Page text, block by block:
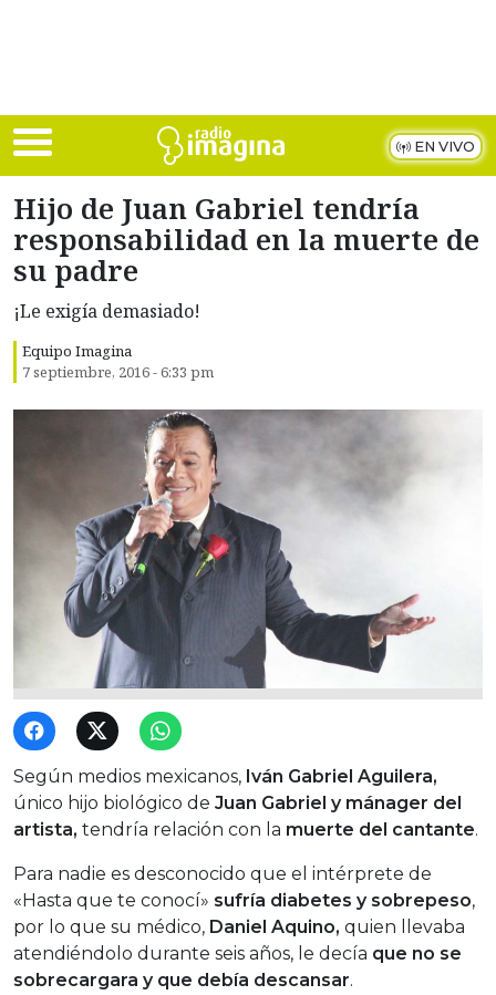
EN VIVO
Hijo de Juan Gabriel tendría
responsabilidad en la muerte de
su padre
¡Le exigía demasiado!
Equipo Imagina
7 septiembre, 2016 - 6:33 pm
Según medios mexicanos, Iván Gabriel Aguilera,
único hijo biológico de Juan Gabriel y mánager del
artista, tendría relación con la muerte del cantante.
Para nadie es desconocido que el intérprete de
«Hasta que te conocí» sufría diabetes y sobrepeso,
por lo que su médico, Daniel Aquino, quien llevaba
atendiéndolo durante seis años, le decía que no se
sobrecargara y que debía descansar.